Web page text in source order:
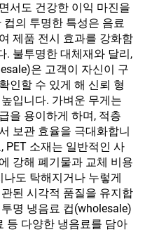
서도 건강한 이익 마진을
의 투명한 특성은 음료
제품 전시 효과를 강화함
. 불투명한 대체재와 달리,
은 고객이 자신이 구
인할 수 있게 해 신뢰 형
입니다. 가벼운 무게는
을 용이하게 하며, 적층
보관 효율을 극대화합니
PET 소재는 일반적인 사
강해 폐기물과 교체 비용
도 탁해지거나 누렇게
된 시각적 품질을 유지합
명 냉음료 컵(wholesale)
등 다양한 냉음료를 담아